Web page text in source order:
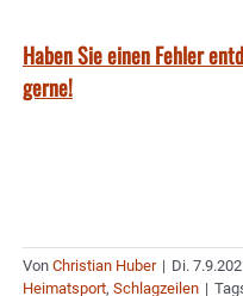
Haben Sie einen Fehler
gerne!
Von Christian Huber | Di.
Heimatsport, Schlagzeilen |